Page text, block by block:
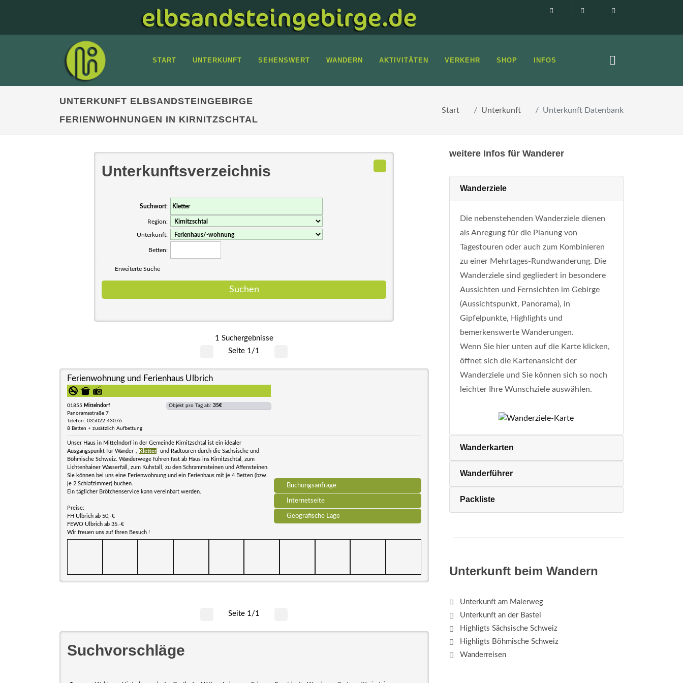
Impressum0160 99873408
START UNTERKUNFT SEHENSWERT WANDERN AKTIVITÄTEN VERKEHR SHOP INFOS
UNTERKUNFT ELBSANDSTEINGEBIRGE
FERIENWOHNUNGEN IN KIRNITZSCHTAL
Start Unterkunft Unterkunft Datenbank
Unterkunftsverzeichnis
Suchwort:
Region:
Unterkunft:
Betten:
Erweiterte Suche
1 Suchergebnisse
Seite 1/1
Buchungsanfrage
Internetseite
Geografische Lage
Ferienwohnung und Ferienhaus Ulbrich
01855 Mittelndorf
Panoramastraße 7
Telefon: 035022 43076
8 Betten + zusätzlich Aufbettung
Objekt pro Tag ab: 35€
Unser Haus in Mittelndorf in der Gemeinde Kirnitzschtal ist ein idealer
Ausgangspunkt für Wander-,
Kletter- und Radtouren durch die Sächsische und
Böhmische Schweiz. Wanderwege führen fast ab Haus ins Kirnitzschtal, zum
Lichtenhainer Wasserfall, zum Kuhstall, zu den Schrammsteinen und Affensteinen.
Sie können bei uns eine Ferienwohnung und ein Ferienhaus mit je 4 Betten (bzw.
je 2 Schlafzimmer) buchen.
Ein täglicher Brötchenservice kann vereinbart werden.
Preise:
FH Ulbrich ab 50,-€
FEWO Ulbrich ab 35.-€
Wir freuen uns auf Ihren Besuch !
Seite 1/1
Suchvorschläge
weitere Infos für Wanderer
Wanderziele
Die nebenstehenden Wanderziele dienen
als Anregung für die Planung von
Tagestouren oder auch zum Kombinieren
zu einer Mehrtages-Rundwanderung. Die
Wanderziele sind gegliedert in besondere
Aussichten und Fernsichten im Gebirge
(Aussichtspunkt, Panorama), in
Gipfelpunkte, Highlights und
bemerkenswerte Wanderungen.
Wenn Sie hier unten auf die Karte klicken,
öffnet sich die Kartenansicht der
Wanderziele und Sie können sich so noch
leichter Ihre Wunschziele auswählen.
Wanderkarten
Wanderführer
Packliste
Unterkunft beim Wandern
Unterkunft am Malerweg
Unterkunft an der Bastei
Highligts Sächsische Schweiz
Highligts Böhmische Schweiz
Wanderreisen